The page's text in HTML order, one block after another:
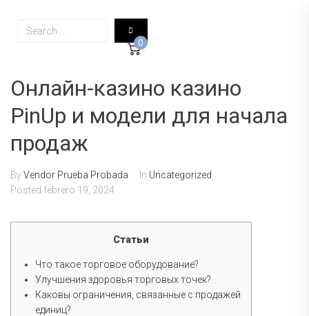
0
Онлайн-казино казино
PinUp и модели для начала
продаж
ByVendor Prueba Probada In Uncategorized
Posted febrero 19, 2024
Статьи
Что такое торговое оборудование?
Улучшения здоровья торговых точек?
Каковы ограничения, связанные с продажей
единиц?